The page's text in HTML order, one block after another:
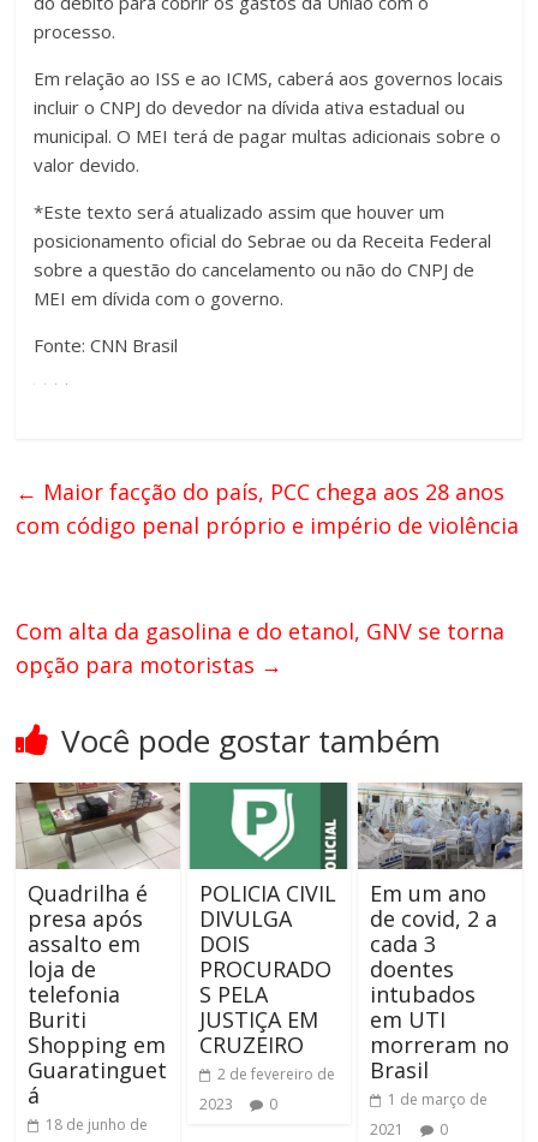
processo.
Em relação ao ISS e ao ICMS, caberá aos governos locais
incluir o CNPJ do devedor na dívida ativa estadual ou
municipal. O MEI terá de pagar multas adicionais sobre o
valor devido.
*Este texto será atualizado assim que houver um
posicionamento oficial do Sebrae ou da Receita Federal
sobre a questão do cancelamento ou não do CNPJ de
MEI em dívida com o governo.
Fonte: CNN Brasil
← Maior facção do país, PCC chega aos 28 anos
com código penal próprio e império de violência
Com alta da gasolina e do etanol, GNV se torna
opção para motoristas →
Você pode gostar também
Quadrilha é
presa após
assalto em
loja de
telefonia
Buriti
Shopping em
Guaratinguet
á
18 de junho de
POLICIA CIVIL
DIVULGA
DOIS
PROCURADO
S PELA
JUSTIÇA EM
CRUZEIRO
2 de fevereiro de
2023
0
Em um ano
de covid, 2 a
cada 3
doentes
intubados
em UTI
morreram no
Brasil
1 de março de
2021
0